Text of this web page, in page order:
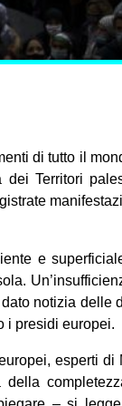
di tutto il
dei Territori
e
notizia delle
i presidi europei.
esperti di
della